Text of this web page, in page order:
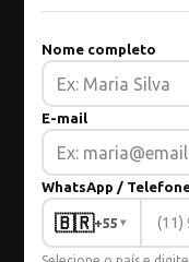
Nome completo
E-mail
WhatsApp /
🇧🇷+55 ▾